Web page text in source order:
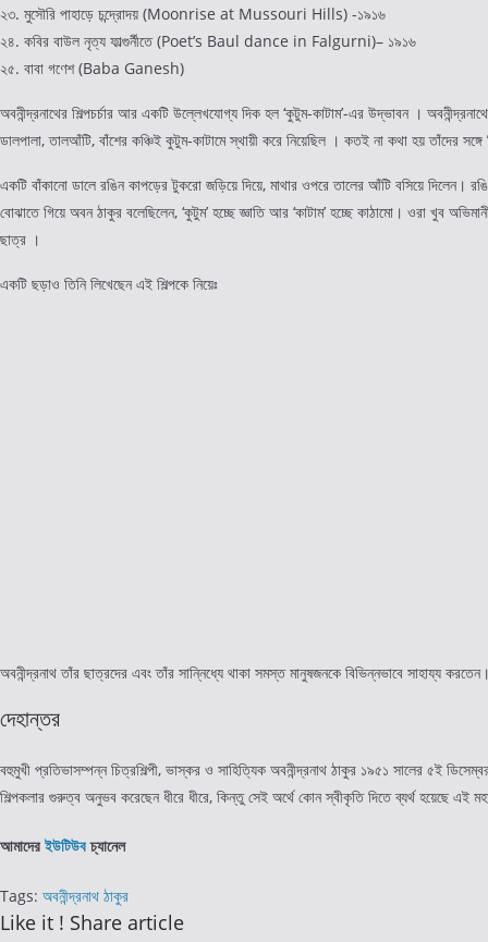
২৩. মুসৌরি পাহাড়ে চন্দ্রোদয় (Moonrise at Mussouri Hills) -১৯১৬
২৪. কবির বাউল নৃত্য ফাল্গুর্নীতে (Poet’s Baul dance in Falgurni)– ১৯১৬
২৫. বাবা গণেশ (Baba Ganesh)
অবনীন্দ্রনাথের শিল্পচর্চার আর একটি উল্লেখযোগ্য দিক হল ‘কুটুম-কাটাম’-এর উদ্ভাবন ।
ডালপালা, তালআঁটি, বাঁশের কঞ্চিই কুটুম-কাটামে স্থায়ী করে নিয়েছিল । কতই না কথা হয় তাঁদের
একটি বাঁকানো ডালে রঙিন কাপড়ের টুকরো জড়িয়ে দিয়ে, মাথার ওপরে তালের আঁটি বসিয়ে দিলেন।
বোঝাতে গিয়ে অবন ঠাকুর বলেছিলেন, ‘কুটুম’ হচ্ছে জ্ঞাতি আর ‘কাটাম’ হচ্ছে কাঠামো। ওরা খুব
ছাত্র ।
একটি ছড়াও তিনি লিখেছেন এই শিল্পকে নিয়েঃ
অবনীন্দ্রনাথ তাঁর ছাত্রদের এবং তাঁর সান্নিধ্যে থাকা সমস্ত মানুষজনকে বিভিন্নভাবে সাহায্য
দেহান্তর
বহুমুখী প্রতিভাসম্পন্ন চিত্রশিল্পী, ভাস্কর ও সাহিত্যিক অবনীন্দ্রনাথ ঠাকুর ১৯৫১ সালের ৫ই
শিল্পকলার গুরুত্ব অনুভব করেছেন ধীরে ধীরে, কিন্তু সেই অর্থে কোন স্বীকৃতি দিতে ব্যর্থ হয়েছে এই
আমাদেরইউটিউবচ্যানেল
Tags: অবনীন্দ্রনাথ ঠাকুর
Like it ! Share articleShare